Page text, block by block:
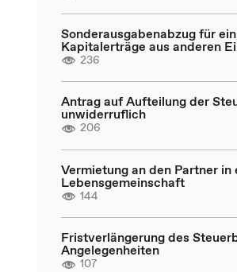
Sonderausgabenabzug für
Kapitalerträge aus anderen
236
Antrag auf Aufteilung der
unwiderruflich
206
Vermietung an den Partner
Lebensgemeinschaft
144
Fristverlängerung des
Angelegenheiten
107